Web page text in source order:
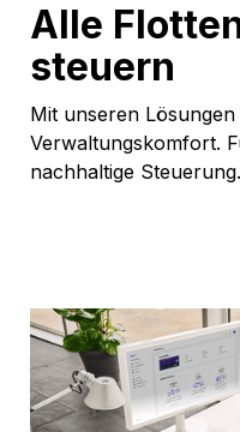
Alle
steuern
Mit unseren
Verwaltungskomfort.
nachhaltige Steuerung.